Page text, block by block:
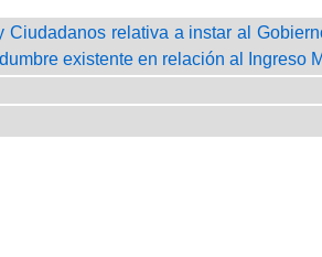
relativa a instar al
existente en relación al Ingreso